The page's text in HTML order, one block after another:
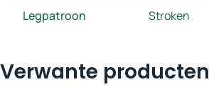
Legpatroon Stroken
Verwante producten